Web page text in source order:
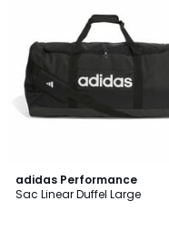
adidas Performance
Sac Linear Duffel Large
4,7
/ 5